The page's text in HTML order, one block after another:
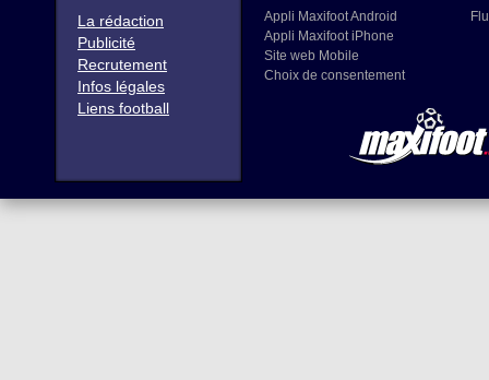
La rédaction
Publicité
Recrutement
Infos légales
Liens football
Appli Maxifoot Android
Appli Maxifoot iPhone
Site web Mobile
Choix de consentement